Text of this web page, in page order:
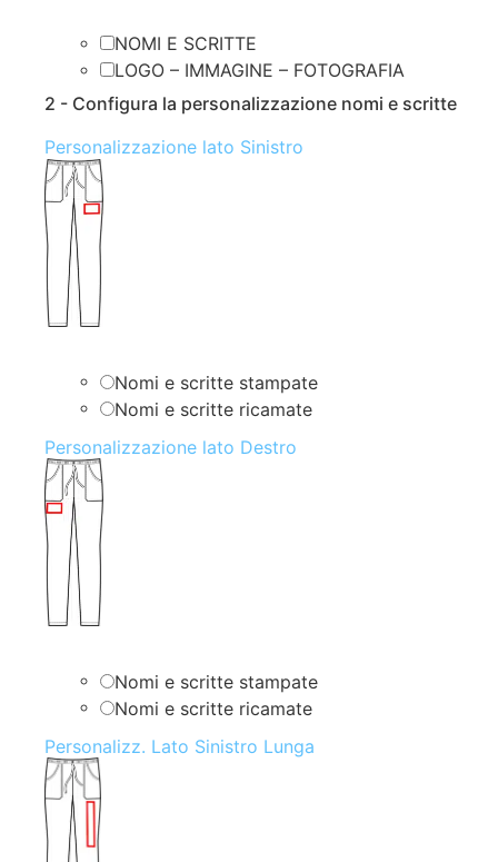
NOMI E SCRITTE
LOGO – IMMAGINE – FOTOGRAFIA
2 - Configura la personalizzazione nomi e scritte
Personalizzazione lato Sinistro
Nomi e scritte stampate
Nomi e scritte ricamate
Personalizzazione lato Destro
Nomi e scritte stampate
Nomi e scritte ricamate
Personalizz. Lato Sinistro Lunga